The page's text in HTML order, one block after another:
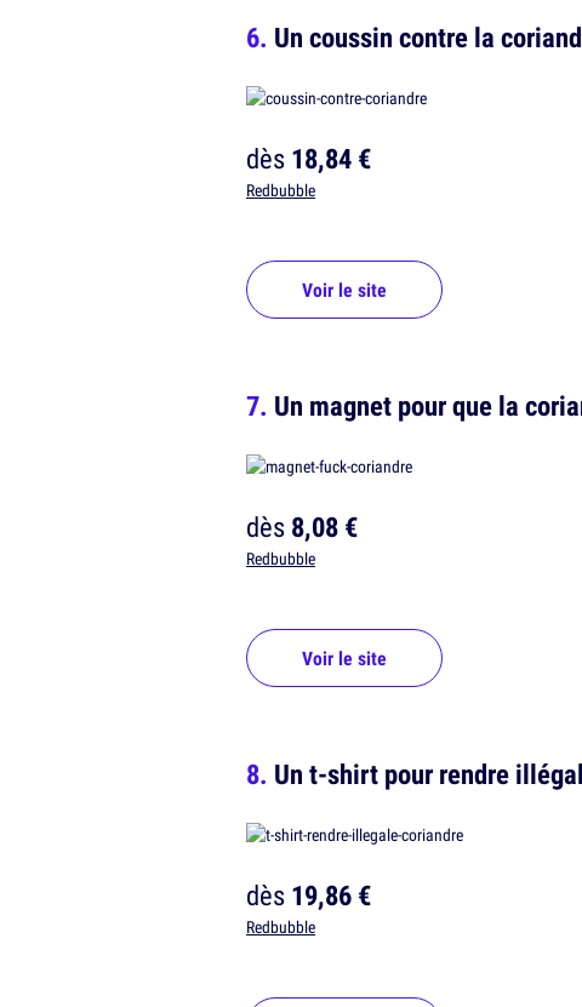
Un coussin contre la
dès18,84 €
Redbubble
Voir le site
Un magnet pour que la
dès8,08 €
Redbubble
Voir le site
Un t-shirt pour rendre
dès19,86 €
Redbubble